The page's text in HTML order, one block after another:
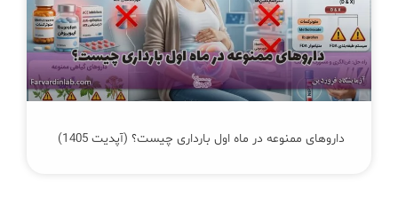
داروهای ممنوعه در ماه اول بارداری چیست؟ (آپدیت 1405)